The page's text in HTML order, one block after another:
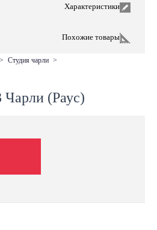
Характеристики
Похожие товары
> студия чарли >
(Раус)